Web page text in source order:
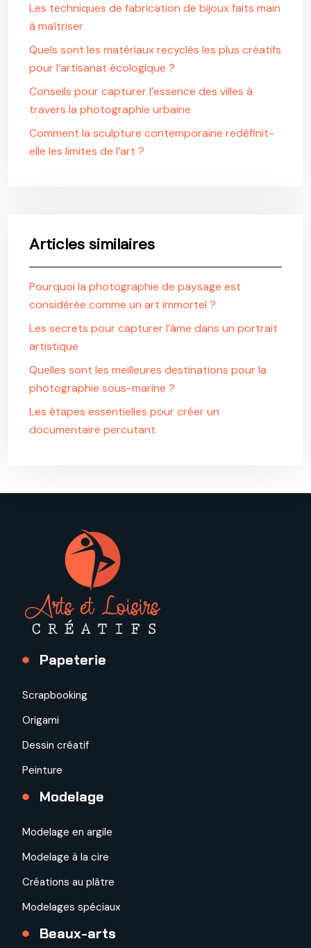
Les techniques de fabrication de bijoux faits main
à maîtriser
Quels sont les matériaux recyclés les plus créatifs
pour l’artisanat écologique ?
Conseils pour capturer l’essence des villes à
travers la photographie urbaine
Comment la sculpture contemporaine redéfinit-
elle les limites de l’art ?
Articles similaires
Pourquoi la photographie de paysage est
considérée comme un art immortel ?
Les secrets pour capturer l’âme dans un portrait
artistique
Quelles sont les meilleures destinations pour la
photographie sous-marine ?
Les étapes essentielles pour créer un
documentaire percutant
Papeterie
Scrapbooking
Origami
Dessin créatif
Peinture
Modelage
Modelage en argile
Modelage à la cire
Créations au plâtre
Modelages spéciaux
Beaux-arts